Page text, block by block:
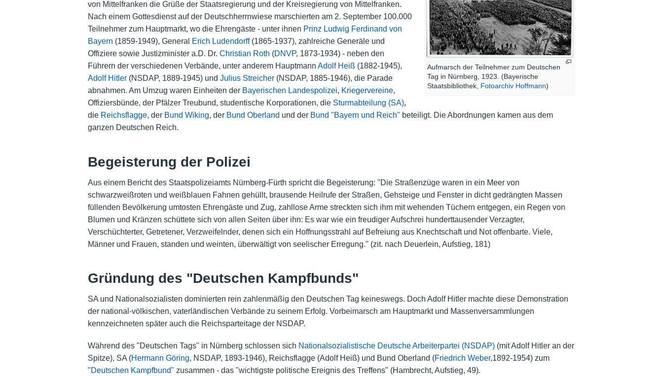
Aufmarsch der Teilnehmer zum Deutschen
Tag in Nürnberg, 1923. (Bayerische
Staatsbibliothek, Fotoarchiv Hoffmann)
von Mittelfranken die Grüße der Staatsregierung und der Kreisregierung von Mittelfranken.
Nach einem Gottesdienst auf der Deutschherrnwiese marschierten am 2. September 100.000
Teilnehmer zum Hauptmarkt, wo die Ehrengäste - unter ihnen Prinz Ludwig Ferdinand von
Bayern (1859-1949), General Erich Ludendorff(1865-1937), zahlreiche Generäle und
Offiziere sowie Justizminister a.D. Dr. Christian Roth (DNVP, 1873-1934) - neben den
Führern der verschiedenen Verbände, unter anderem Hauptmann Adolf Heiß (1882-1945),
Adolf Hitler(NSDAP, 1889-1945) und Julius Streicher(NSDAP, 1885-1946), die Parade
abnahmen. Am Umzug waren Einheiten der Bayerischen Landespolizei, Kriegervereine,
Offiziersbünde, der Pfälzer Treubund, studentische Korporationen, die Sturmabteilung (SA),
die Reichsflagge, der Bund Wiking, der Bund Oberland und der Bund "Bayern und Reich" beteiligt. Die Abordnungen kamen aus dem
ganzen Deutschen Reich.
Begeisterung der Polizei
Aus einem Bericht des Staatspolizeiamts Nürnberg-Fürth spricht die Begeisterung: "Die Straßenzüge waren in ein Meer von
schwarzweißroten und weißblauen Fahnen gehüllt, brausende Heilrufe der Straßen, Gehsteige und Fenster in dicht gedrängten Massen
füllenden Bevölkerung umtosten Ehrengäste und Zug, zahllose Arme streckten sich ihm mit wehenden Tüchern entgegen, ein Regen von
Blumen und Kränzen schüttete sich von allen Seiten über ihn: Es war wie ein freudiger Aufschrei hunderttausender Verzagter,
Verschüchterter, Getretener, Verzweifelnder, denen sich ein Hoffnungsstrahl auf Befreiung aus Knechtschaft und Not offenbarte. Viele,
Männer und Frauen, standen und weinten, überwältigt von seelischer Erregung." (zit. nach Deuerlein, Aufstieg, 181)
Gründung des "Deutschen Kampfbunds"
SA und Nationalsozialisten dominierten rein zahlenmäßig den Deutschen Tag keineswegs. Doch Adolf Hitler machte diese Demonstration
der national-völkischen, vaterländischen Verbände zu seinem Erfolg. Vorbeimarsch am Hauptmarkt und Massenversammlungen
kennzeichneten später auch die Reichsparteitage der NSDAP.
Während des "Deutschen Tags" in Nürnberg schlossen sich Nationalsozialistische Deutsche Arbeiterpartei (NSDAP)(mit Adolf Hitler an der
Spitze), SA (Hermann Göring, NSDAP, 1893-1946), Reichsflagge (Adolf Heiß) und Bund Oberland (Friedrich Weber,1892-1954) zum
"Deutschen Kampfbund" zusammen - das "wichtigste politische Ereignis des Treffens" (Hambrecht, Aufstieg, 49).